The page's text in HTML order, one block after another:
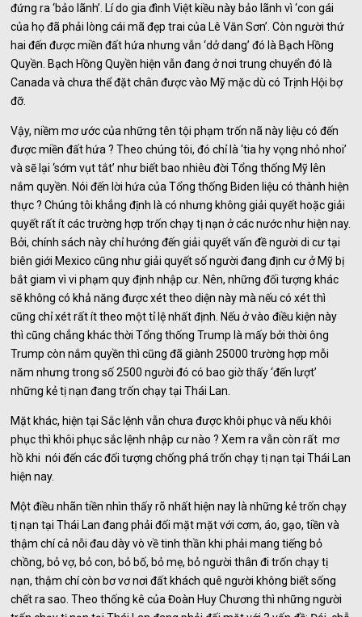
đứng ra ‘bảo lãnh’. Lí do gia đình Việt kiều này bảo lãnh vì ‘con gái
của họ đã phải lòng cái mã đẹp trai của Lê Văn Sơn’. Còn người thứ
hai đến được miền đất hứa nhưng vẫn ‘dở dang’ đó là Bạch Hồng
Quyền. Bạch Hồng Quyền hiện vẫn đang ở nơi trung chuyển đó là
Canada và chưa thể đặt chân được vào Mỹ mặc dù có Trịnh Hội bợ
đỡ.
Vậy, niềm mơ ước của những tên tội phạm trốn nã này liệu có đến
được miền đất hứa ? Theo chúng tôi, đó chỉ là ‘tia hy vọng nhỏ nhoi’
và sẽ lại ‘sớm vụt tắt’ như biết bao nhiêu đời Tổng thống Mỹ lên
nắm quyền. Nói đến lời hứa của Tổng thống Biden liệu có thành hiện
thực ? Chúng tôi khẳng định là có nhưng không giải quyết hoặc giải
quyết rất ít các trường hợp trốn chạy tị nạn ở các nước như hiện nay.
Bởi, chính sách này chỉ hướng đến giải quyết vấn đề người di cư tại
biên giới Mexico cũng như giải quyết số người đang định cư ở Mỹ bị
bắt giam vì vi phạm quy định nhập cư. Nên, những đối tượng khác
sẽ không có khả năng được xét theo diện này mà nếu có xét thì
cũng chỉ xét rất ít theo một tỉ lệ nhất định. Nếu ở vào điều kiện này
thì cũng chẳng khác thời Tổng thống Trump là mấy bởi thời ông
Trump còn nắm quyền thì cũng đã giành 25000 trường hợp mỗi
năm nhưng trong số 2500 người đó có bao giờ thấy ‘đến lượt’
những kẻ tị nạn đang trốn chạy tại Thái Lan.
Mặt khác, hiện tại Sắc lệnh vẫn chưa được khôi phục và nếu khôi
phục thì khôi phục sắc lệnh nhập cư nào ? Xem ra vẫn còn rất mơ
hồ khi nói đến các đối tượng chống phá trốn chạy tị nạn tại Thái Lan
hiện nay.
Một điều nhãn tiền nhìn thấy rõ nhất hiện nay là những kẻ trốn chạy
tị nạn tại Thái Lan đang phải đối mặt mặt với cơm, áo, gạo, tiền và
thậm chí cả nỗi đau dày vò về tinh thần khi phải mang tiếng bỏ
chồng, bỏ vợ, bỏ con, bỏ bố, bỏ mẹ, bỏ người thân đi trốn chạy tị
nạn, thậm chí còn bơ vơ nơi đất khách quê người không biết sống
chết ra sao. Theo thống kê của Đoàn Huy Chương thì những người